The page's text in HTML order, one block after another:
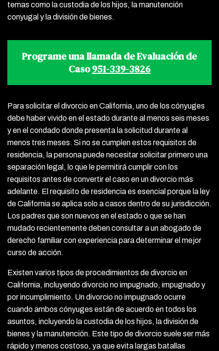
temas como la custodia de los hijos, la manutención
conyugal y la división de bienes.
Programe una llamada de Evaluación de
Caso951-339-3826
Para solicitar el divorcio en California, uno de los cónyuges
debe haber vivido en el estado durante al menos seis meses
y en el condado donde presenta la solicitud durante al
menos tres meses. Si no se cumplen estos requisitos de
residencia, la persona puede necesitar solicitar primero una
separación legal, lo que le permitirá cumplir con los
requisitos antes de convertir el caso en un divorcio más
adelante. El requisito de residencia es esencial porque la ley
de California se aplica solo a casos dentro de su jurisdicción.
Los padres que son nuevos en el estado o que se han
mudado recientemente deben consultar a un abogado de
derecho familiar con experiencia para determinar el mejor
curso de acción.
Existen varios tipos de procedimientos de divorcio en
California, incluyendo divorcio no impugnado, impugnado y
por incumplimiento. Un divorcio no impugnado ocurre
cuando ambos cónyuges están de acuerdo en todos los
asuntos, incluyendo la custodia de los hijos, la división de
bienes y la manutención. Este tipo de divorcio suele ser más
rápido y menos costoso, ya que evita largas batallas